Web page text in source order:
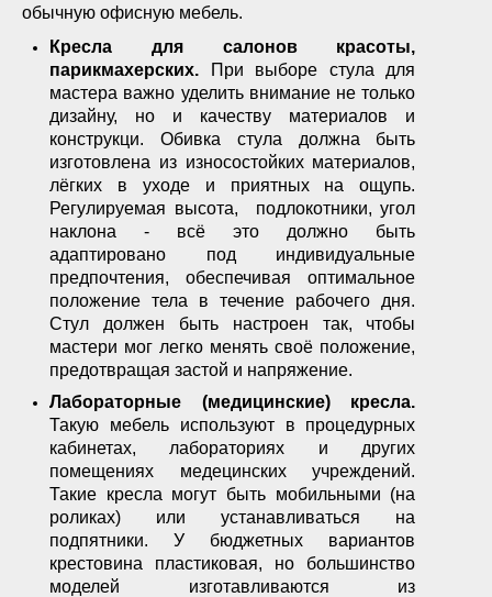
КОНТАКТЫ
обычную офисную мебель.
Кресла для салонов красоты,
парикмахерских. При выборе стула для
мастера важно уделить внимание не только
дизайну, но и качеству материалов и
конструкци. Обивка стула должна быть
изготовлена из износостойких материалов,
лёгких в уходе и приятных на ощупь.
Регулируемая высота, подлокотники, угол
наклона - всё это должно быть
адаптировано под индивидуальные
предпочтения, обеспечивая оптимальное
положение тела в течение рабочего дня.
Стул должен быть настроен так, чтобы
мастери мог легко менять своё положение,
предотвращая застой и напряжение.
Лабораторные (медицинские) кресла.
Такую мебель используют в процедурных
кабинетах, лабораториях и других
помещениях медецинских учреждений.
Такие кресла могут быть мобильными (на
роликах) или устанавливаться на
подпятники. У бюджетных вариантов
крестовина пластиковая, но большинство
моделей изготавливаются из